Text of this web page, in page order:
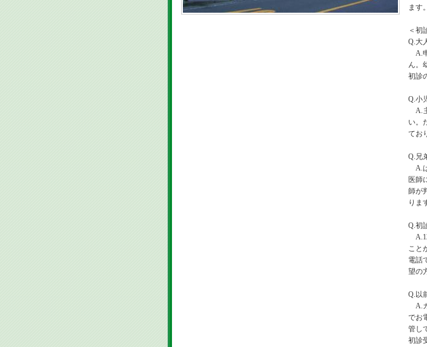
ます。
＜初
Q.大
A.
ん。
初診
Q.小
A.
い。
てお
Q.兄
A.
医師
師が
りま
Q.初
こと
電話
望の
Q.以
A.
でお
管し
初診